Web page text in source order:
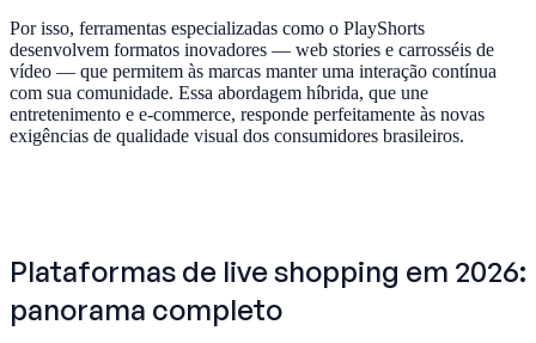
Por isso, ferramentas especializadas como o PlayShorts
desenvolvem formatos inovadores — web stories e carrosséis de
vídeo — que permitem às marcas manter uma interação contínua
com sua comunidade. Essa abordagem híbrida, que une
entretenimento e e-commerce, responde perfeitamente às novas
exigências de qualidade visual dos consumidores brasileiros.
Plataformas de live shopping em 2026:
panorama completo